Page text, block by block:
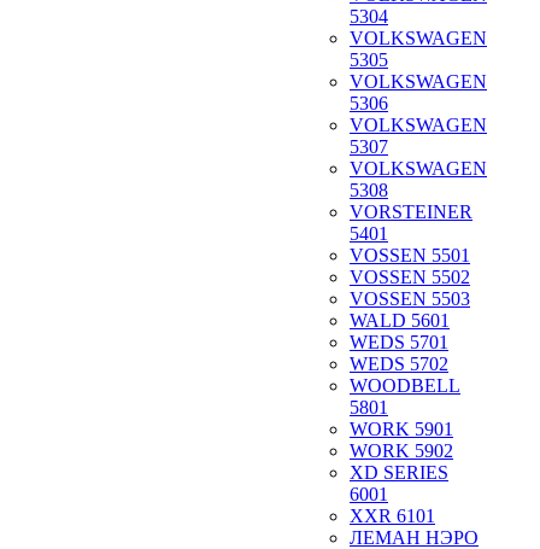
5304
VOLKSWAGEN
5305
VOLKSWAGEN
5306
VOLKSWAGEN
5307
VOLKSWAGEN
5308
VORSTEINER
5401
VOSSEN 5501
VOSSEN 5502
VOSSEN 5503
WALD 5601
WEDS 5701
WEDS 5702
WOODBELL
5801
WORK 5901
WORK 5902
XD SERIES
6001
XXR 6101
ЛЕМАН НЭРО